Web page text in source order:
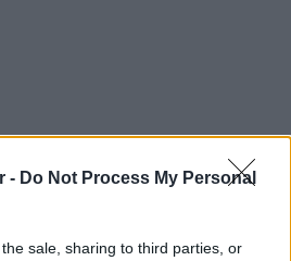
- Do Not Process My Personal
sale, sharing to third parties, or